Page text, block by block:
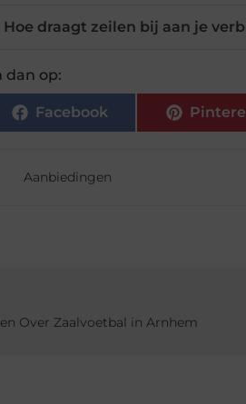
Hoe draagt zeilen bij aan je
dan op:
Facebook
Aanbiedingen
Over Zaalvoetbal in Arnhem